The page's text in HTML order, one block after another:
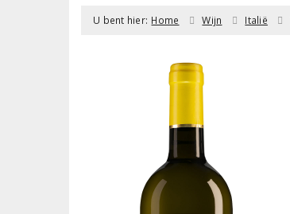
U bent hier: Home Wijn Italië